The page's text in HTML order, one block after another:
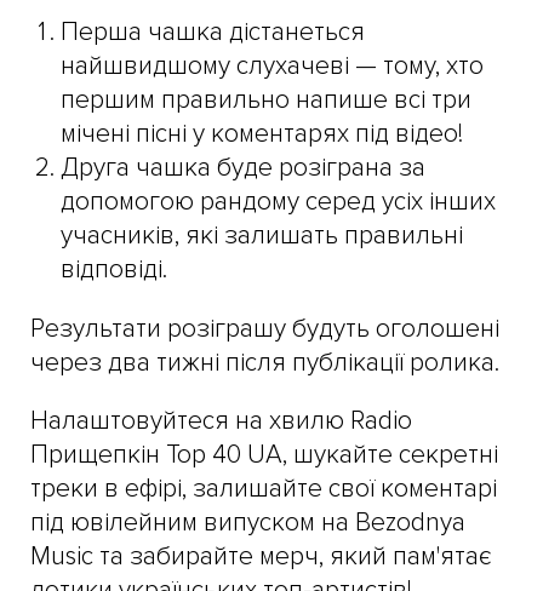
Перша чашка дістанеться
найшвидшому слухачеві — тому, хто
першим правильно напише всі три
мічені пісні у коментарях під відео!
Друга чашка буде розіграна за
допомогою рандому серед усіх інших
учасників, які залишать правильні
відповіді.
Результати розіграшу будуть оголошені
через два тижні після публікації ролика.
Налаштовуйтеся на хвилю Radio
Прищепкін Top 40 UA, шукайте секретні
треки в ефірі, залишайте свої коментарі
під ювілейним випуском на Bezodnya
Music та забирайте мерч, який пам'ятає